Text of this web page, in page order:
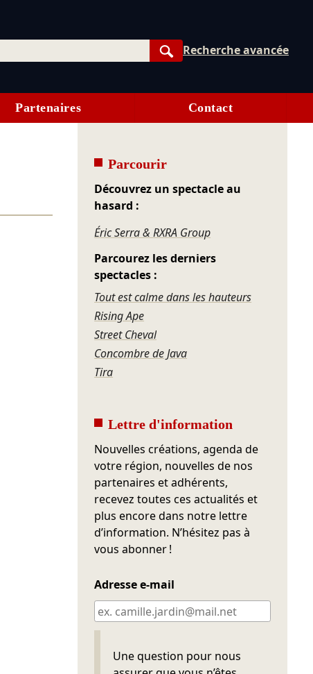
Rechercher
Recherche avancée
Partenaires Contact
Parcourir
Découvrez un spectacle au
hasard :
Éric Serra & RXRA Group
Parcourez les derniers
spectacles :
Tout est calme dans les hauteurs
Rising Ape
Street Cheval
Concombre de Java
Tira
Lettre d'information
Nouvelles créations, agenda de
votre région, nouvelles de nos
partenaires et adhérents,
recevez toutes ces actualités et
plus encore dans notre lettre
d’information. N’hésitez pas à
vous abonner !
Adresse e-mail
Une question pour nous
Ne pas remplir